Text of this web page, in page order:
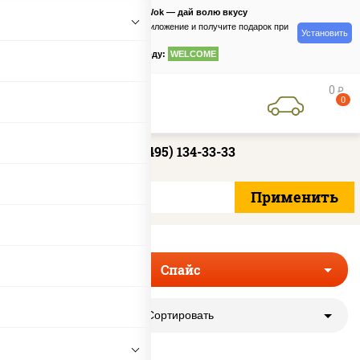
PizzaSushiWok — дай волю вкусу
Скачайте приложение и получите подарок при
по промокоду: WELCOME
Установить
0 руб
0
+7 (495) 134-33-33
Спайс
Сортировать